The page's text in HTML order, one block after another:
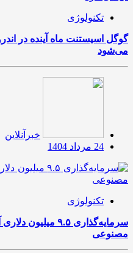
تکنولوژی
گوگل اسیستنت ماه آینده در
می‌شود
خبرآنلاین
24 مرداد 1404
تکنولوژی
سرمایه‌گذاری ۹.۵
مصنوعی